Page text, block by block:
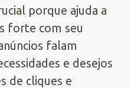
porque ajuda a
forte com seu
falam
e desejos
de cliques e